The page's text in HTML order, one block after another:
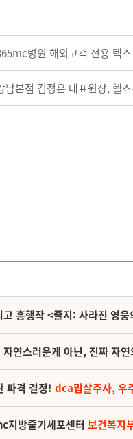
병원 해외고객 전용 텍
남본점 김정은 대표원장, 헬
흥행작 <줄지: 사라진 영
연스러운게 아닌, 진짜 자
파격 결정! dca밉살주사, 우
지방줄기세포센터 보건복지